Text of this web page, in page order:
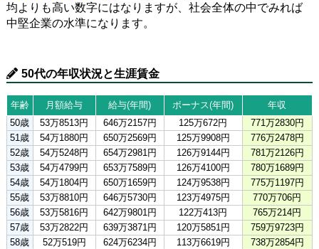
均よりも高い数字にはなりますが、社会全体の中でみれば
中堅企業の水準になります。
50代の年収状況と生涯賃金
年齢 月額給与 給与(年間) ボーナス(年間)
年収
50歳
53万8513円 646万2157円 125万672円
771万2830円
51歳
54万1880円 650万2569円 125万9908円
776万2478円
52歳
54万5248円 654万2981円 126万9144円
781万2126円
53歳
54万4799円 653万7589円 126万4100円
780万1689円
54歳
54万1804円 650万1659円 124万9538円
775万1197円
55歳
53万8810円 646万5730円 123万4975円
770万706円
56歳
53万5816円 642万9801円 122万413円
765万214円
57歳
53万2822円 639万3871円 120万5851円
759万9723円
58歳
52万519円 624万6234円 113万6619円
738万2854円